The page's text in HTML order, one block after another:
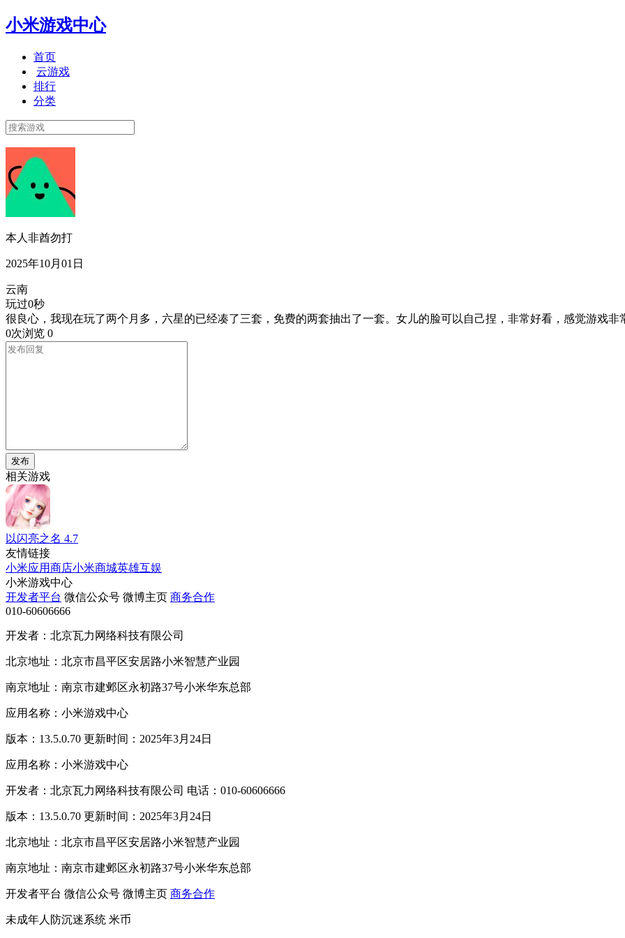
小米游戏中心
首页
云游戏
排行
分类
本人非酋勿打
2025年10月01日
云南
玩过0秒
很良心，我现在玩了两个月多，六星的已经凑了三套，免费的两套抽出了一套。女儿的脸可以自己捏，非常好看，感觉游戏非
0次浏览 0
发布
相关游戏
以闪亮之名 4.7
友情链接
小米应用商店小米商城英雄互娱
小米游戏中心
开发者平台 微信公众号 微博主页 商务合作
010-60606666
开发者：北京瓦力网络科技有限公司
北京地址：北京市昌平区安居路小米智慧产业园
南京地址：南京市建邺区永初路37号小米华东总部
应用名称：小米游戏中心
版本：13.5.0.70 更新时间：2025年3月24日
应用名称：小米游戏中心
开发者：北京瓦力网络科技有限公司 电话：010-60606666
版本：13.5.0.70 更新时间：2025年3月24日
北京地址：北京市昌平区安居路小米智慧产业园
南京地址：南京市建邺区永初路37号小米华东总部
开发者平台 微信公众号 微博主页 商务合作
未成年人防沉迷系统 米币